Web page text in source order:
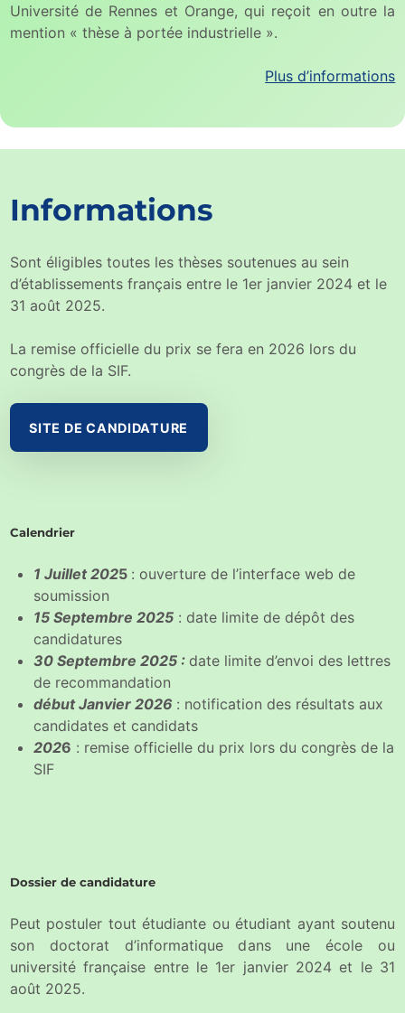
Université de Rennes et Orange, qui reçoit en outre la
mention « thèse à portée industrielle ».
Plus d’informations
Informations
Sont éligibles toutes les thèses soutenues au sein
d’établissements français entre le 1er janvier 2024 et le
31 août 2025.
La remise officielle du prix se fera en 2026 lors du
congrès de la SIF.
SITE DE CANDIDATURE
Calendrier
1 Juillet 2025 : ouverture de l’interface web de
soumission
15 Septembre 2025: date limite de dépôt des
candidatures
30 Septembre 2025 : date limite d’envoi des lettres
de recommandation
début Janvier 2026 : notification des résultats aux
candidates et candidats
2026 : remise officielle du prix lors du congrès de la
SIF
Dossier de candidature
Peut postuler tout étudiante ou étudiant ayant soutenu
son doctorat d’informatique dans une école ou
université française entre le 1er janvier 2024 et le 31
août 2025.